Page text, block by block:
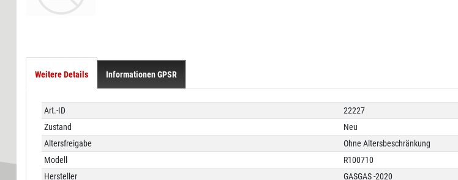
Weitere Details Informationen GPSR
Technisches
Merkmal
Wert
Art.-ID
22227
Zustand
Neu
Altersfreigabe
Ohne Altersbeschränkung
Modell
R100710
Hersteller
GASGAS -2020